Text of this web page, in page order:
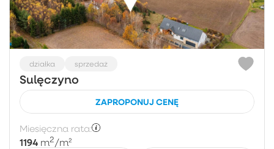
działka sprzedaż
Sulęczyno
ZAPROPONUJ CENĘ
Miesięczna rata:
1194 m2/m²